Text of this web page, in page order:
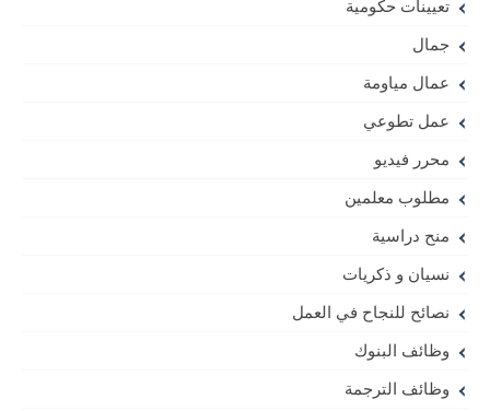
تعيينات حكومية
جمال
عمال مياومة
عمل تطوعي
محرر فيديو
مطلوب معلمين
منح دراسية
نسيان و ذكريات
نصائح للنجاح في العمل
وظائف البنوك
وظائف الترجمة